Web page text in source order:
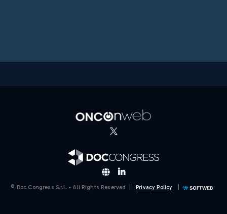
© Doc Congress S.r.l. - All Rights Reserved | Privacy Policy |